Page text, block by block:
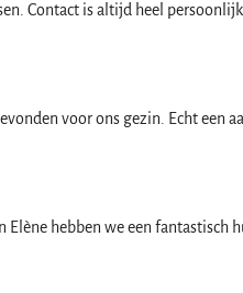
Contact is altijd heel
voor ons gezin. Echt een
hebben we een